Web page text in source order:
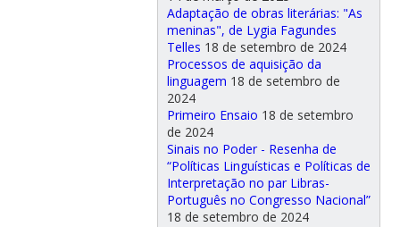
Adaptação de obras literárias: "As
meninas", de Lygia Fagundes
Telles 18 de setembro de 2024
Processos de aquisição da
linguagem 18 de setembro de
2024
Primeiro Ensaio 18 de setembro
de 2024
Sinais no Poder - Resenha de
“Políticas Linguísticas e Políticas de
Interpretação no par Libras-
Português no Congresso Nacional”
18 de setembro de 2024